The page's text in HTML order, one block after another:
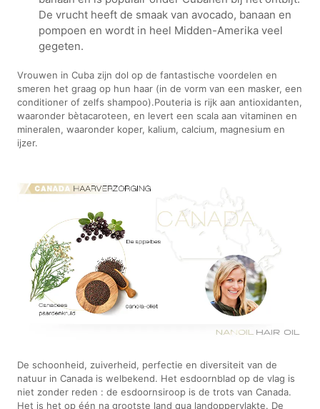
De vrucht heeft de smaak van avocado, banaan en
pompoen en wordt in heel Midden-Amerika veel
gegeten.
Vrouwen in Cuba zijn dol op de fantastische voordelen en
smeren het graag op hun haar (in de vorm van een masker, een
conditioner of zelfs shampoo).Pouteria is rijk aan antioxidanten,
waaronder bètacaroteen, en levert een scala aan vitaminen en
mineralen, waaronder koper, kalium, calcium, magnesium en
ijzer.
De schoonheid, zuiverheid, perfectie en diversiteit van de
natuur in Canada is welbekend. Het esdoornblad op de vlag is
niet zonder reden : de esdoornsiroop is de trots van Canada.
Het is het op één na grootste land qua landoppervlakte. De